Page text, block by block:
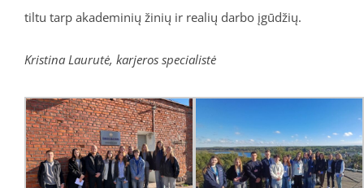
tiltu tarp akademinių žinių ir realių darbo įgūdžių.
Kristina Laurutė, karjeros specialistė